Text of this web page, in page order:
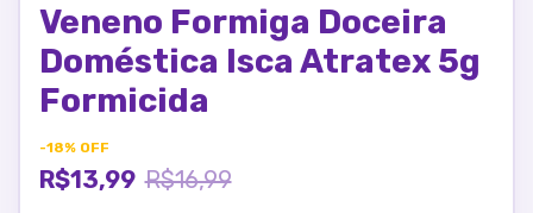
Veneno Formiga Doceira
Doméstica Isca Atratex 5g
Formicida
-18% OFF
R$13,99 R$16,99